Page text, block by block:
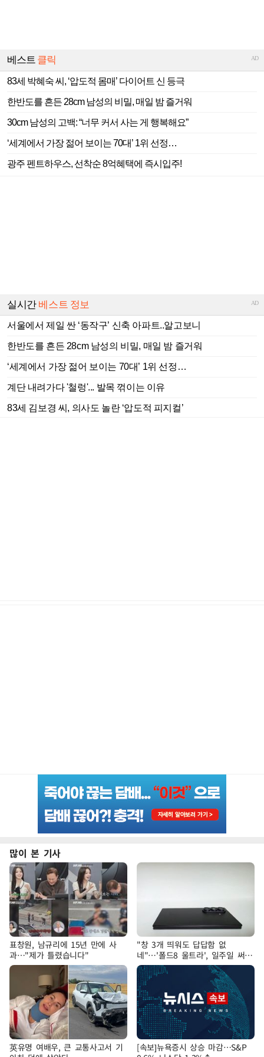
많이 본 기사
표창원, 남규리에 15년 만에 사
과…"제가 틀렸습니다"
"창 3개 띄워도 답답함 없
네"…'폴드8 울트라', 일주일 써보
니
英유명 여배우, 큰 교통사고서 기
[속보]뉴욕증시 상승 마감…S&P